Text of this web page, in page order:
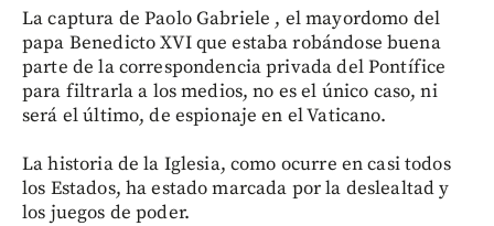
La captura de Paolo Gabriele , el mayordomo del
papa Benedicto XVI que estaba robándose buena
parte de la correspondencia privada del Pontífice
para filtrarla a los medios, no es el único caso, ni
será el último, de espionaje en el Vaticano.
La historia de la Iglesia, como ocurre en casi todos
los Estados, ha estado marcada por la deslealtad y
los juegos de poder.